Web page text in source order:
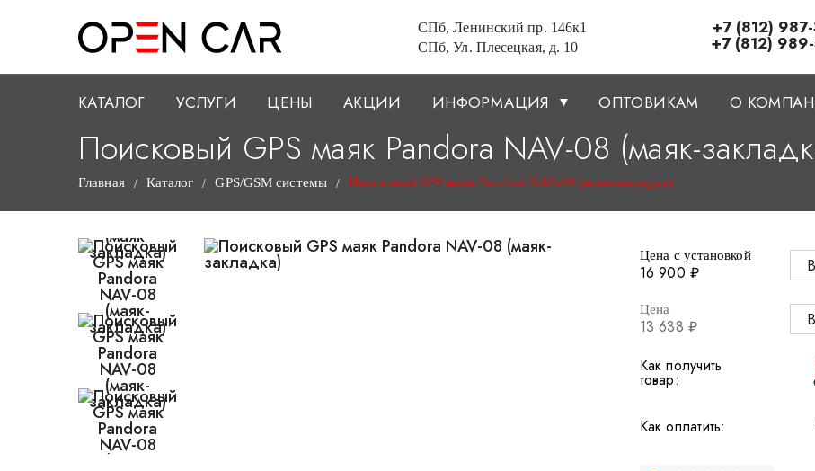
СПб, Ленинский пр. 146к1
СПб, Ул. Плесецкая, д. 10
+7 (812)
+7 (812)
КАТАЛОГ УСЛУГИ ЦЕНЫ АКЦИИ ИНФОРМАЦИЯ ОПТОВИКАМ О
Поисковый GPS маяк Pandora NAV-08 (маяк-
Главная / Каталог / GPS/GSM системы / Поисковый GPS маяк Pandora NAV-08 (маяк-закладка)
Цена с установкой
16 900 ₽
Цена
13 638 ₽
Как получить
товар:
Как оплатить: